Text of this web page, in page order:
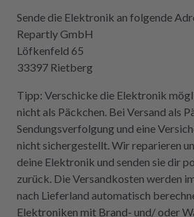
Sende die Elektronik an folgende
Repartly GmbH
Löfkenfeld 65
33397 Rietberg
Tipp: Verschicke die Elektronik
nicht als Päckchen. Bei Versand als
Sendungsverfolgung und eine
nicht sichergestellt. Wir reparieren
deine Elektronik und senden sie dir
zurück. Die Versandkosten werden
nach Lieferland automatisch
Elektroniken mit Brand- und/ oder